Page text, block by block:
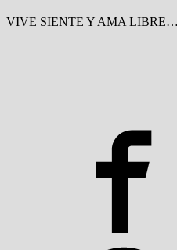
VIVE SIENTE Y AMA